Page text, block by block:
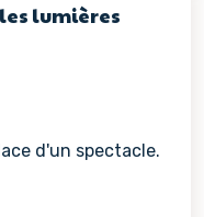
lumières
d'un spectacle.